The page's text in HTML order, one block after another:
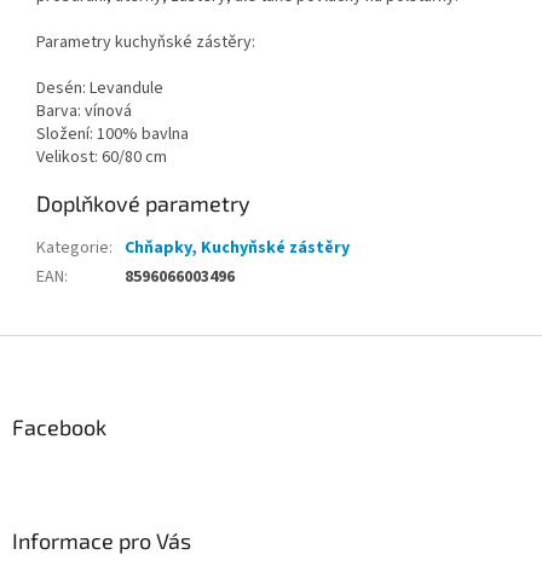
Parametry kuchyňské zástěry:
Desén: Levandule
Barva: vínová
Složení: 100% bavlna
Velikost: 60/80 cm
Doplňkové parametry
Kategorie: Chňapky, Kuchyňské zástěry
EAN: 8596066003496
Facebook
Informace pro Vás